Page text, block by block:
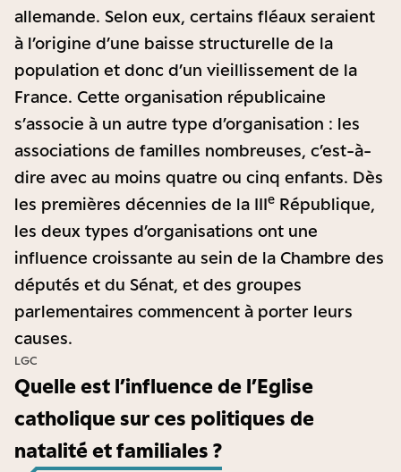
allemande. Selon eux, certains fléaux seraient
à l’origine d’une baisse structurelle de la
population et donc d’un vieillissement de la
France. Cette organisation républicaine
s’associe à un autre type d’organisation : les
associations de familles nombreuses, c’est-à-
dire avec au moins quatre ou cinq enfants. Dès
les premières décennies de la IIIe République,
les deux types d’organisations ont une
influence croissante au sein de la Chambre des
députés et du Sénat, et des groupes
parlementaires commencent à porter leurs
causes.
Quelle est l’influence de l’Eglise
catholique sur ces politiques de
natalité et familiales ?
LGC